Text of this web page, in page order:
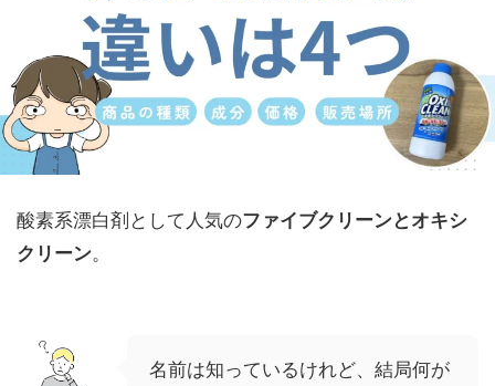
酸素系漂白剤として人気のファイブクリーンとオキシ
クリーン。
名前は知っているけれど、結局何が